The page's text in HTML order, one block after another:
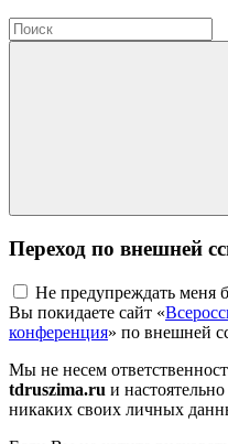
Переход по внешней
Не предупреждать меня
Вы покидаете сайт «
конференция» по внешней
Мы не несем
tdruszima.ru и
никаких своих личных